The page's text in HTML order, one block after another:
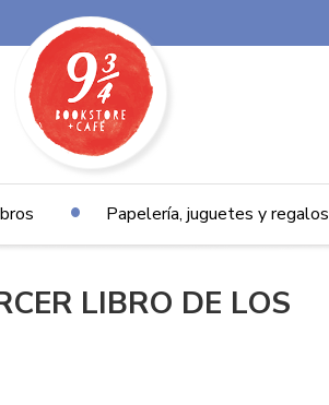
Papelería, juguetes y regalos
LIBRO DE LOS